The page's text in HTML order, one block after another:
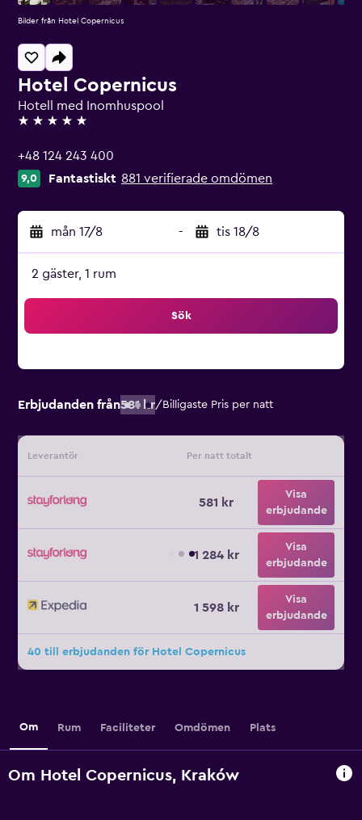
Hotel Copernicus
Hotell med Inomhuspool
5 stjärnor
+48 124 243 400
9,0 Fantastiskt 881 verifierade omdömen
mån 17/8 - tis 18/8
2 gäster, 1 rum
Sök
Erbjudanden från581 kr/ Billigaste Pris per natt
Leverantör Per natt totalt
581 kr
Visa
erbjudande
1 284 kr
Visa
erbjudande
1 598 kr
Visa
erbjudande
40 till erbjudanden för Hotel Copernicus
Bilder från Hotel Copernicus
Om Rum Faciliteter Omdömen Plats
Om Hotel Copernicus, Kraków